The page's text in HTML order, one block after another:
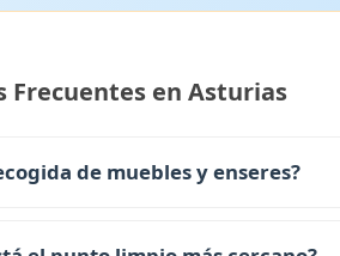
Frecuentes en Asturias
de muebles y enseres?